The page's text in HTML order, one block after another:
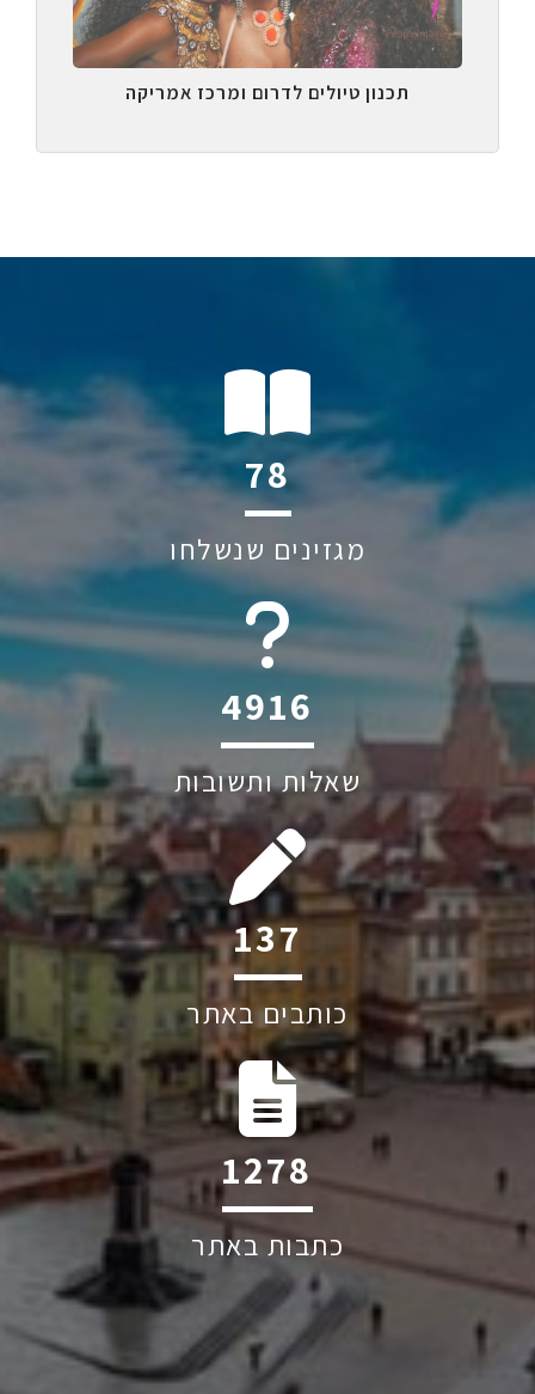
תכנון טיולים לדרום ומרכז אמריקה
122
מגזינים שנשלחו
6044
שאלות ותשובות
214
כותבים באתר
1993
כתבות באתר